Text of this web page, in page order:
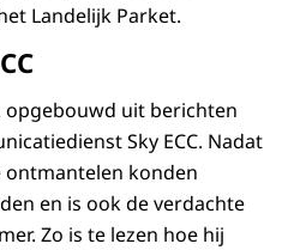
Landelijk Parket.
opgebouwd uit berichten
Sky ECC. Nadat
konden
en is ook de verdachte
Zo is te lezen hoe hij